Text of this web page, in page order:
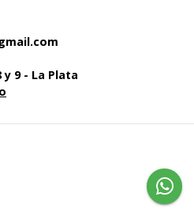
y 9 - La Plata